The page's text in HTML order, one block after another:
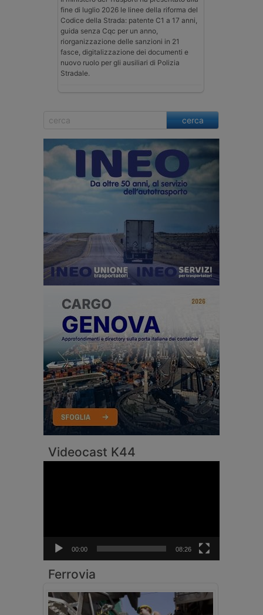
fine di luglio 2026 le linee della riforma del
Codice della Strada: patente C1 a 17 anni,
guida senza Cqc per un anno,
riorganizzazione delle sanzioni in 21
fasce, digitalizzazione dei documenti e
nuovo ruolo per gli ausiliari di Polizia
Stradale.
cerca
Videocast K44
00:00 08:26
Ferrovia